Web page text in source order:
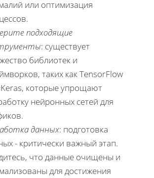
или оптимизация
подходящие
: существует
библиотек и
таких как TensorFlow
которые упрощают
нейронных сетей для
данных: подготовка
- критически важный этап.
что данные очищены и
для достижения